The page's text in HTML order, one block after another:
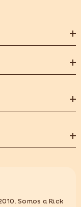
Somos a Rick